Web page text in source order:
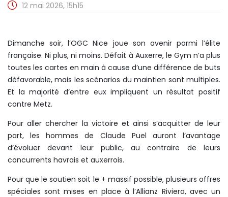
12 mai 2026, 15h15
Dimanche soir, l’OGC Nice joue son avenir parmi l’élite
française. Ni plus, ni moins. Défait à Auxerre, le Gym n’a plus
toutes les cartes en main à cause d’une différence de buts
défavorable, mais les scénarios du maintien sont multiples.
Et la majorité d’entre eux impliquent un résultat positif
contre Metz.
Pour aller chercher la victoire et ainsi s’acquitter de leur
part, les hommes de Claude Puel auront l’avantage
d’évoluer devant leur public, au contraire de leurs
concurrents havrais et auxerrois.
Pour que le soutien soit le + massif possible, plusieurs offres
spéciales sont mises en place à l’Allianz Riviera, avec un